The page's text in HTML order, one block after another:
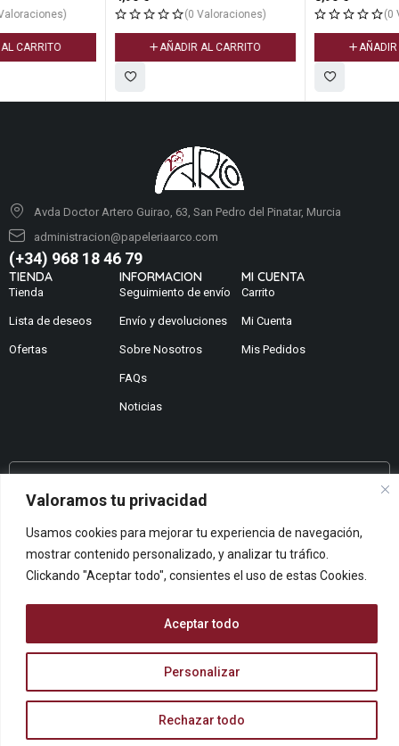
Valoramos tu privacidad
Usamos cookies para mejorar tu experiencia de navegación,
mostrar contenido personalizado, y analizar tu tráfico.
Clickando "Aceptar todo", consientes el uso de estas Cookies.
Personalizar
Rechazar todo
Aceptar todo
(0 Valoraciones)
AÑADIR AL CARRITO
(0 Valoraciones)
AÑADIR AL CARRITO
Avda Doctor Artero Guirao, 63, San Pedro del Pinatar, Murcia
administracion@papeleriaarco.com
(+34) 968 18 46 79
TIENDA
Tienda
Lista de deseos
Ofertas
INFORMACION
Seguimiento de envío
Envío y devoluciones
Sobre Nosotros
FAQs
Noticias
MI CUENTA
Carrito
Mi Cuenta
Mis Pedidos
¿No encuentras lo que buscas?
¿Te podemos ayudar?
Queremos saber tu opinión
© ARCOPAPEL 2006 S.L. | Todos los derechos reservados